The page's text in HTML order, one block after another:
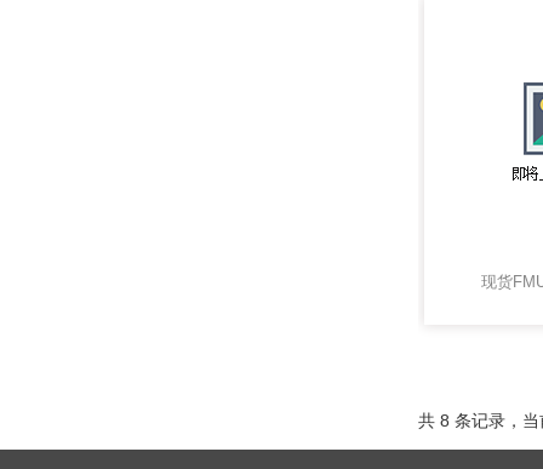
现货
共 8 条记录，